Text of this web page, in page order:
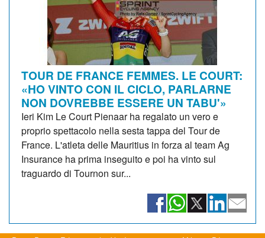
TOUR DE FRANCE FEMMES. LE COURT:
«HO VINTO CON IL CICLO, PARLARNE
NON DOVREBBE ESSERE UN TABU'»
Ieri Kim Le Court Pienaar ha regalato un vero e
proprio spettacolo nella sesta tappa del Tour de
France. L'atleta delle Mauritius in forza al team Ag
Insurance ha prima inseguito e poi ha vinto sul
traguardo di Tournon sur...